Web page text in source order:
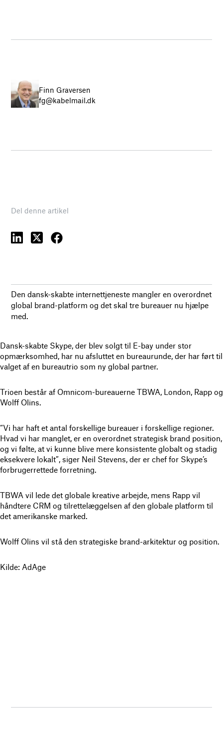
Finn Graversen
fg@kabelmail.dk
Del denne artikel
Den dansk-skabte internettjeneste mangler en overordnet
global brand-platform og det skal tre bureauer nu hjælpe
med.
Dansk-skabte Skype, der blev solgt til E-bay under stor
opmærksomhed, har nu afsluttet en bureaurunde, der har ført til
valget af en bureautrio som ny global partner.
Trioen består af Omnicom-bureauerne TBWA, London, Rapp og
Wolff Olins.
“Vi har haft et antal forskellige bureauer i forskellige regioner.
Hvad vi har manglet, er en overordnet strategisk brand position,
og vi følte, at vi kunne blive mere konsistente globalt og stadig
eksekvere lokalt”, siger Neil Stevens, der er chef for Skype’s
forbrugerrettede forretning.
TBWA vil lede det globale kreative arbejde, mens Rapp vil
håndtere CRM og tilrettelæggelsen af den globale platform til
det amerikanske marked.
Wolff Olins vil stå den strategiske brand-arkitektur og position.
Kilde: AdAge